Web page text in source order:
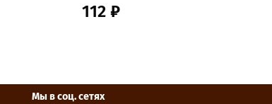
112 ₽
Мы в соц. сетях